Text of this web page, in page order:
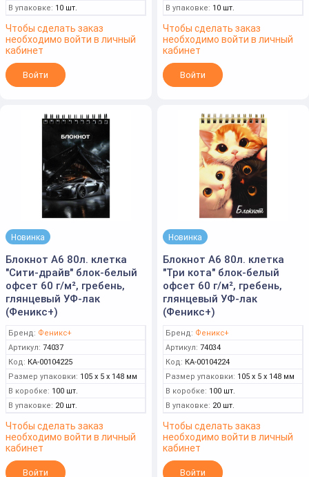
В упаковке: 10 шт.
Чтобы сделать заказ
необходимо войти в личный
кабинет
Войти
В упаковке: 10 шт.
Чтобы сделать заказ
необходимо войти в личный
кабинет
Войти
Новинка
Блокнот А6 80л. клетка
"Сити-драйв" блок-белый
офсет 60 г/м², гребень,
глянцевый УФ-лак
(Феникс+)
Бренд: Феникс+
Артикул: 74037
Код: КА-00104225
Размер упаковки: 105 x 5 x 148 мм
В коробке: 100 шт.
В упаковке: 20 шт.
Чтобы сделать заказ
необходимо войти в личный
кабинет
Войти
Новинка
Блокнот А6 80л. клетка
"Три кота" блок-белый
офсет 60 г/м², гребень,
глянцевый УФ-лак
(Феникс+)
Бренд: Феникс+
Артикул: 74034
Код: КА-00104224
Размер упаковки: 105 x 5 x 148 мм
В коробке: 100 шт.
В упаковке: 20 шт.
Чтобы сделать заказ
необходимо войти в личный
кабинет
Войти